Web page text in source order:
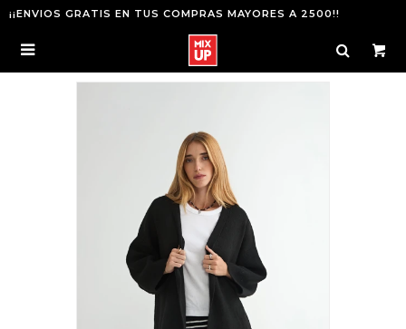
¡¡ENVIOS GRATIS EN TUS COMPRAS MAYORES A 2500!!
